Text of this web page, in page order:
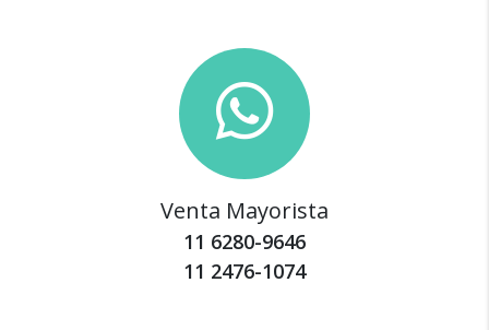
Venta Mayorista
11 6280-9646
11 2476-1074